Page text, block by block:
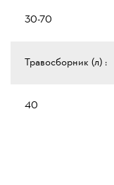
30-70
Травосборник (л) :
40